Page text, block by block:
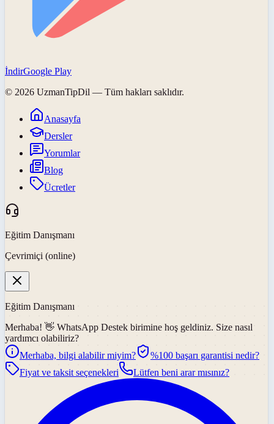
İndirGoogle Play
© 2026 UzmanTipDil — Tüm hakları saklıdır.
Anasayfa
Dersler
Yorumlar
Blog
Ücretler
Eğitim Danışmanı
Çevrimiçi (online)
Eğitim Danışmanı
Merhaba! 👋 WhatsApp Destek birimine hoş geldiniz. Size nasıl
yardımcı olabiliriz?
Merhaba, bilgi alabilir miyim?
%100 başarı garantisi nedir?
Fiyat ve taksit seçenekleri
Lütfen beni arar mısınız?